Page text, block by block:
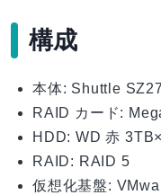
構成
本体: Shuttle
RAID カード:
HDD: WD 赤
RAID: RAID 5
仮想化基盤: